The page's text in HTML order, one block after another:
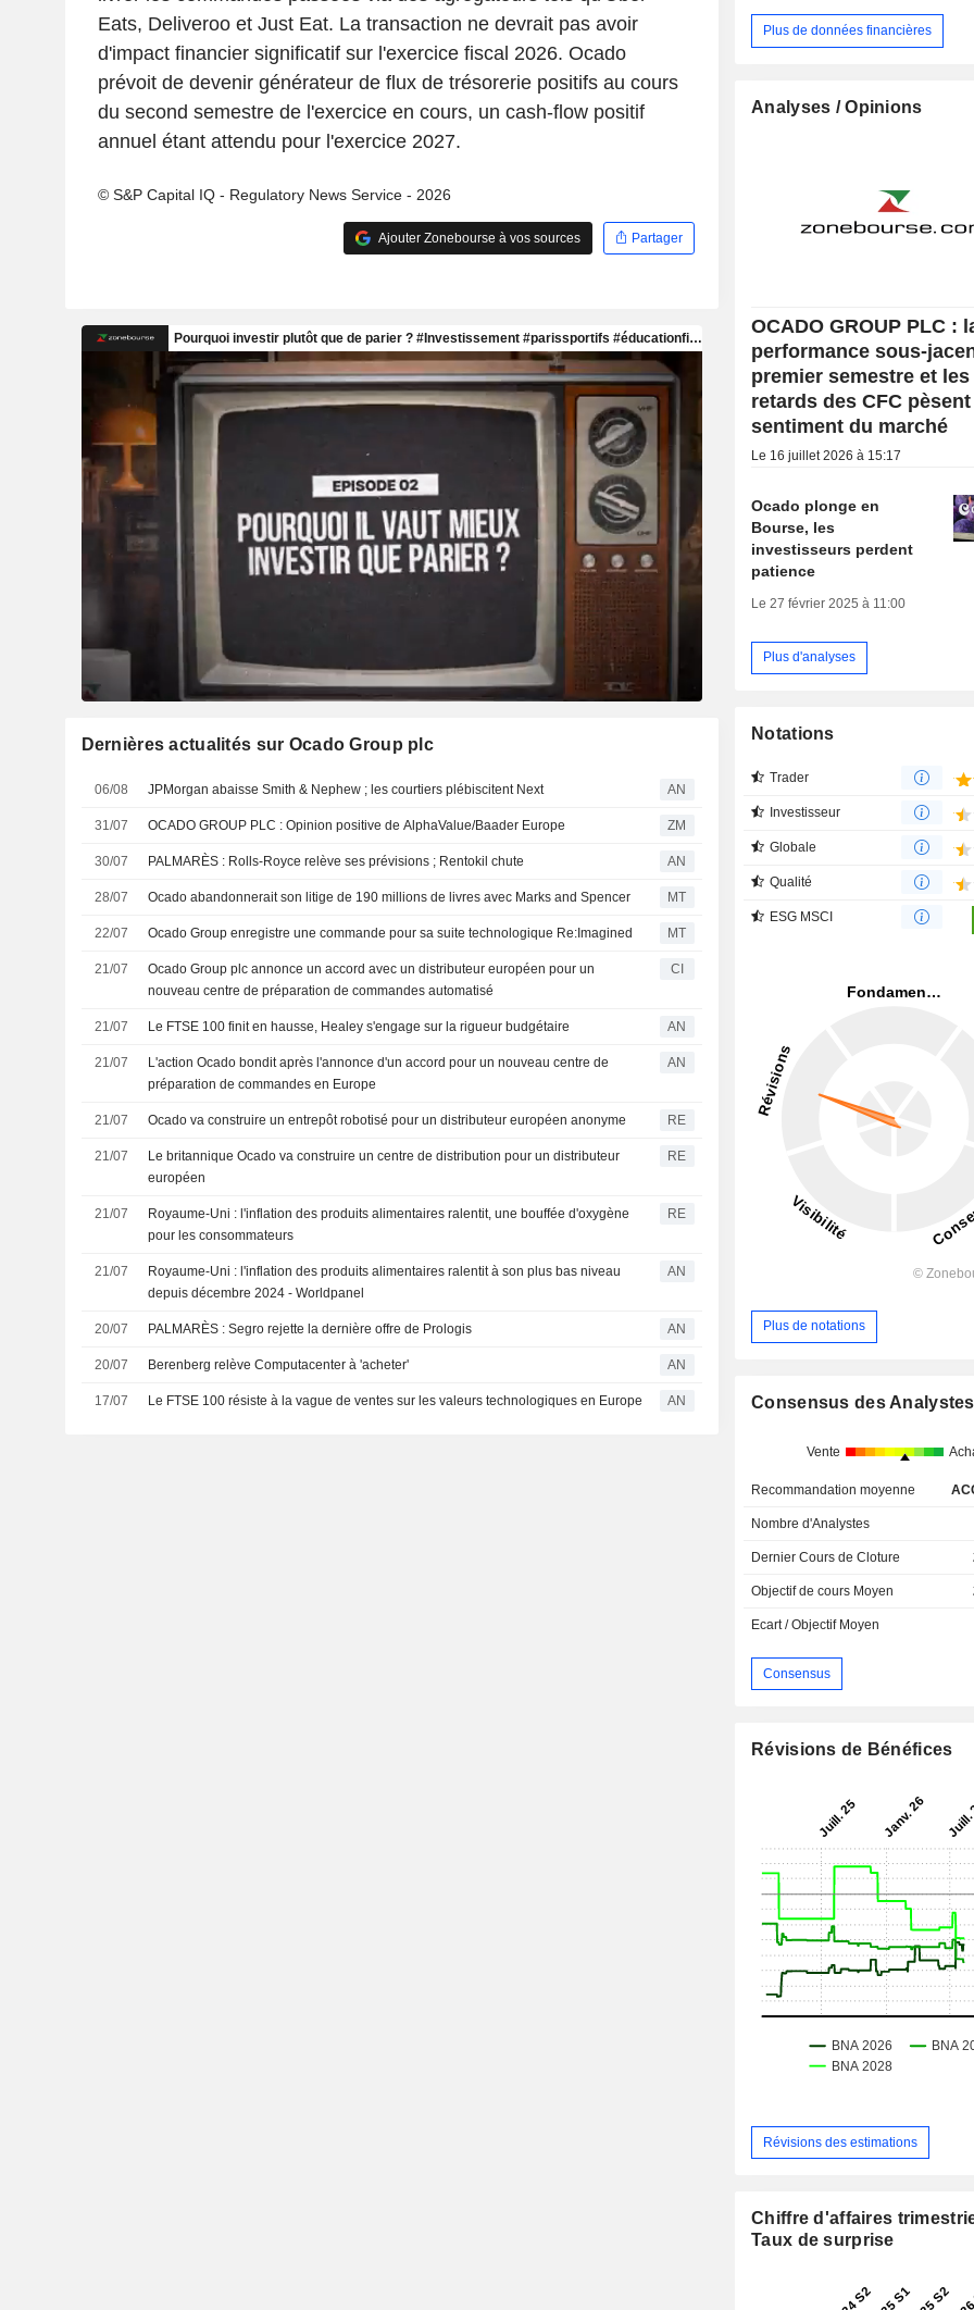
Eats, Deliveroo et Just Eat. La transaction ne devrait pas avoir
d'impact financier significatif sur l'exercice fiscal 2026. Ocado
prévoit de devenir générateur de flux de trésorerie positifs au cours
du second semestre de l'exercice en cours, un cash-flow positif
annuel étant attendu pour l'exercice 2027.
© S&P Capital IQ - Regulatory News Service - 2026
Ajouter Zonebourse à vos sources Partager
Dernières actualités sur Ocado Group plc
06/08 JPMorgan abaisse Smith & Nephew ; les courtiers plébiscitent Next AN
31/07 OCADO GROUP PLC : Opinion positive de AlphaValue/Baader Europe ZM
30/07 PALMARÈS : Rolls-Royce relève ses prévisions ; Rentokil chute AN
28/07 Ocado abandonnerait son litige de 190 millions de livres avec Marks and Spencer MT
22/07 Ocado Group enregistre une commande pour sa suite technologique Re:Imagined MT
21/07
Ocado Group plc annonce un accord avec un distributeur européen pour un
nouveau centre de préparation de commandes automatisé
CI
21/07 Le FTSE 100 finit en hausse, Healey s'engage sur la rigueur budgétaire AN
21/07
L'action Ocado bondit après l'annonce d'un accord pour un nouveau centre de
préparation de commandes en Europe
AN
21/07 Ocado va construire un entrepôt robotisé pour un distributeur européen anonyme RE
21/07
Le britannique Ocado va construire un centre de distribution pour un distributeur
européen
RE
21/07
Royaume-Uni : l'inflation des produits alimentaires ralentit, une bouffée d'oxygène
pour les consommateurs
RE
21/07
Royaume-Uni : l'inflation des produits alimentaires ralentit à son plus bas niveau
depuis décembre 2024 - Worldpanel
AN
20/07 PALMARÈS : Segro rejette la dernière offre de Prologis AN
20/07 Berenberg relève Computacenter à 'acheter' AN
17/07 Le FTSE 100 résiste à la vague de ventes sur les valeurs technologiques en Europe AN
Plus de données financières
Analyses / Opinions
OCADO GROUP PLC :
performance sous-
premier semestre et les
retards des CFC
sentiment du marché
Le 16 juillet 2026 à 15:17
Ocado plonge en
Bourse, les
investisseurs perdent
patience
Le 27 février 2025 à 11:00
Plus d'analyses
Notations
Trader
Investisseur
Globale
Qualité
ESG MSCI
Plus de notations
Consensus des Analystes
Vente
Recommandation moyenne
Nombre d'Analystes
Dernier Cours de Cloture
Objectif de cours Moyen
Ecart / Objectif Moyen
Consensus
Révisions de Bénéfices
Révisions des estimations
Chiffre d'affaires
Taux de surprise